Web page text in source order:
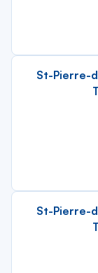
St-Pierre-
St-Pierre-